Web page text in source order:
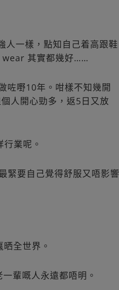
人一樣，點知自己着高跟鞋
wear 其實都幾好……
咗嘢10年。咁樣不知幾開
人開心勁多，返5日又放
業呢。
緊要自己覺得舒服又唔影響
全世界。
輩嘅人永遠都唔明。